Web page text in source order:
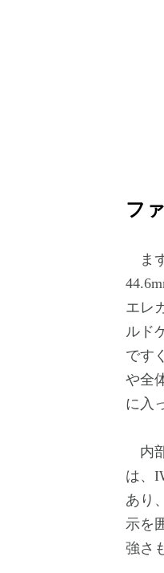
フ
ま
エレ
ルド
です
や全
に入
内
は、
あり
示を
強さ